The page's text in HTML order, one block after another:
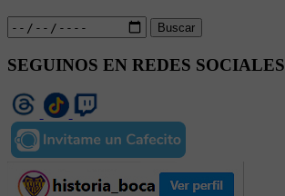
Buscar
SEGUINOS EN REDES SOCIALES